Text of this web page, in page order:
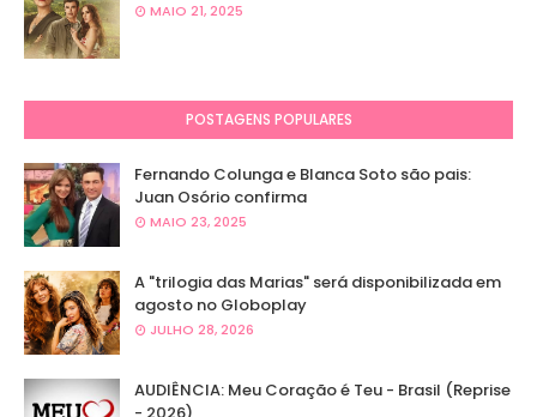
MAIO 21, 2025
POSTAGENS POPULARES
Fernando Colunga e Blanca Soto são pais:
Juan Osório confirma
MAIO 23, 2025
A "trilogia das Marias" será disponibilizada em
agosto no Globoplay
JULHO 28, 2026
AUDIÊNCIA: Meu Coração é Teu - Brasil (Reprise